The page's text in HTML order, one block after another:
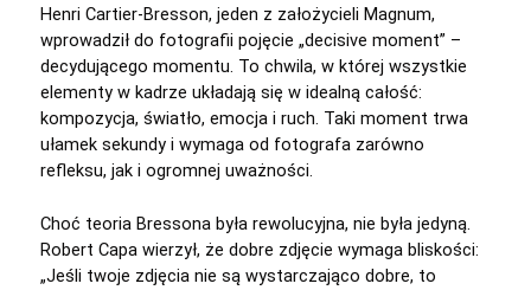
Henri Cartier-Bresson, jeden z założycieli Magnum,
wprowadził do fotografii pojęcie „decisive moment” –
decydującego momentu. To chwila, w której wszystkie
elementy w kadrze układają się w idealną całość:
kompozycja, światło, emocja i ruch. Taki moment trwa
ułamek sekundy i wymaga od fotografa zarówno
refleksu, jak i ogromnej uważności.
Choć teoria Bressona była rewolucyjna, nie była jedyną.
Robert Capa wierzył, że dobre zdjęcie wymaga bliskości:
„Jeśli twoje zdjęcia nie są wystarczająco dobre, to